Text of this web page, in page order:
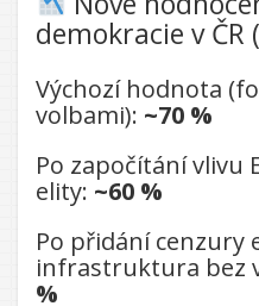
demokracie v
Výchozí hodnota
volbami): ~70 %
Po započítání vlivu
elity: ~60 %
Po přidání cenzury
infrastruktura bez
%